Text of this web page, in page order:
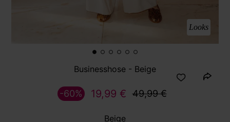
Looks
Businesshose - Beige
19,99 € 49,99 €
-60%
Beige